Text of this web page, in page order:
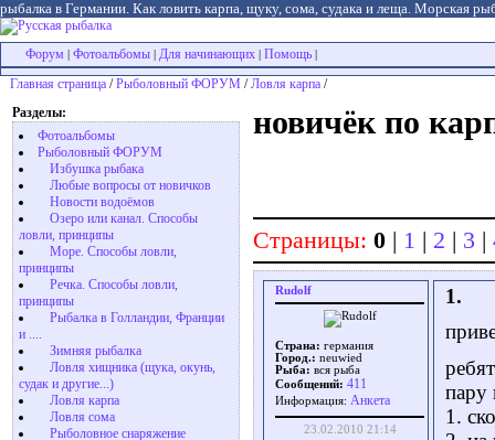
рыбалка в Германии. Как ловить карпа, щуку, сома, судака и леща. Морская
Форум Фотоальбомы Для начинающих Помощь
Главная страница /Рыболовный ФОРУМ /Ловля карпа /
Разделы:
Фотоальбомы
Рыболовный ФОРУМ
Избушка рыбака
Любые вопросы от новичков
Новости водоёмов
Озеро или канал. Способы
ловли, принципы
Море. Способы ловли,
принципы
Речка. Способы ловли,
принципы
Рыбалка в Голландии, Франции
и ....
Зимняя рыбалка
Ловля хищника (щука, окунь,
судак и другие...)
Ловля карпа
Ловля сома
Рыболовное снаряжение
новичёк по
Страницы: 0 | 1 | 2 | 3 |
Rudolf
Страна: германия
Город.: neuwied
Рыба: вся рыба
Сообщений: 411
Информация: Aнкета
23.02.2010 21:14
1.
пару
1.